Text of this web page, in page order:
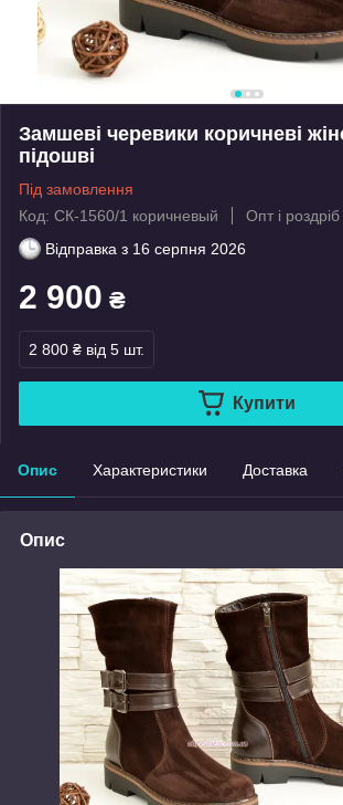
Замшеві черевики коричневі
підошві
Під замовлення
Код: СК-1560/1 коричневый
Опт і роздріб
Відправка з 16 серпня 2026
2 900 ₴
2 800 ₴ від 5 шт.
Купити
Опис Характеристики Доставка
Опис